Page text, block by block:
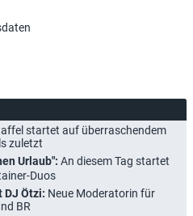
startet auf überraschendem
zuletzt
Urlaub": An diesem Tag startet
Duos
DJ Ötzi: Neue Moderatorin für
BR